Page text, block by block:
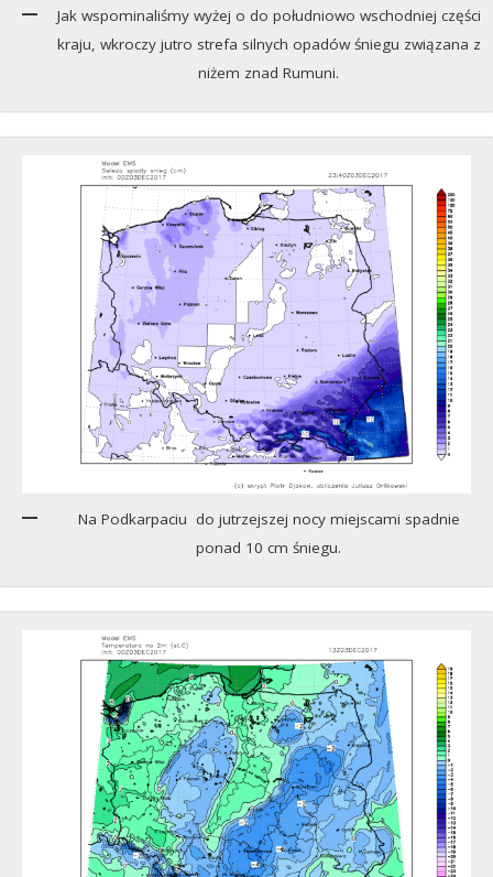
Jak wspominaliśmy wyżej o do południowo wschodniej części
kraju, wkroczy jutro strefa silnych opadów śniegu związana z
niżem znad Rumuni.
Na Podkarpaciu do jutrzejszej nocy miejscami spadnie
ponad 10 cm śniegu.